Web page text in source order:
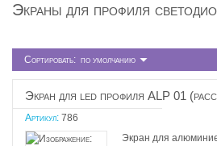
Экраны для профиля
Сортировать: по умолчанию
Экран для led профиля ALP 01
Артикул: 786
Экран для